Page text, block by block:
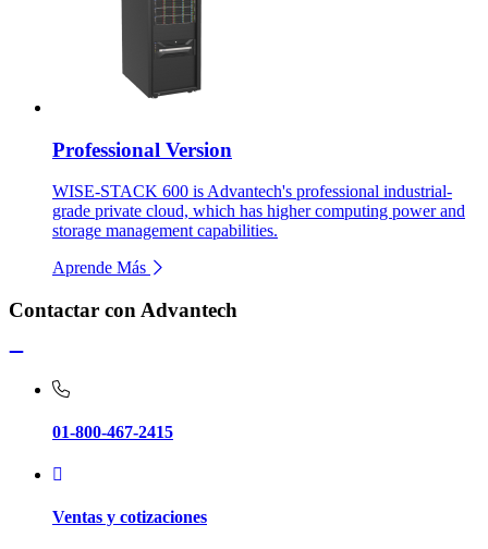
Professional Version
WISE-STACK 600 is Advantech's professional industrial-
grade private cloud, which has higher computing power and
storage management capabilities.
Aprende Más
Contactar con Advantech
01-800-467-2415
Ventas y cotizaciones